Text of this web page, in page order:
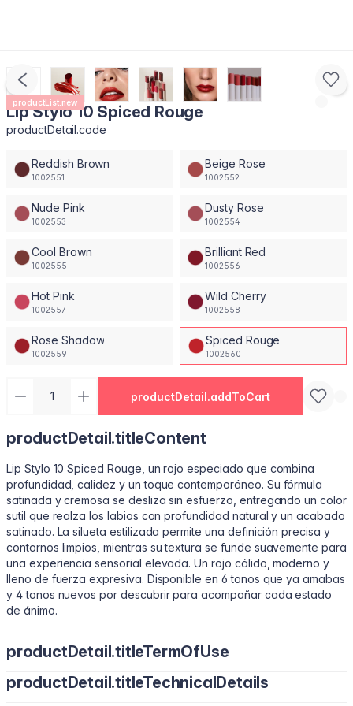
productList.new
Lip Stylo 10 Spiced Rouge
productDetail.code
Reddish Brown
1002551
Beige Rose
1002552
Nude Pink
1002553
Dusty Rose
1002554
Cool Brown
1002555
Brilliant Red
1002556
Hot Pink
1002557
Wild Cherry
1002558
Rose Shadow
1002559
Spiced Rouge
1002560
productDetail.addToCart
productDetail.titleContent
Lip Stylo 10 Spiced Rouge, un rojo especiado que combina
profundidad, calidez y un toque contemporáneo. Su fórmula
satinada y cremosa se desliza sin esfuerzo, entregando un color
sutil que realza los labios con profundidad natural y un acabado
satinado. La silueta estilizada permite una definición precisa y
contornos limpios, mientras su textura se funde suavemente para
una experiencia sensorial elevada. Un rojo cálido, moderno y
lleno de fuerza expresiva. Disponible en 6 tonos que ya amabas
y 4 tonos nuevos por descubrir para acompañar cada estado
de ánimo.
productDetail.titleTermOfUse
• Perfila tu contorno natural con el borde estilizado.
productDetail.titleTechnicalDetails